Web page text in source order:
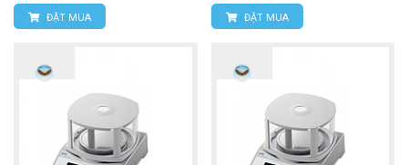
ĐẶT MUA ĐẶT MUA